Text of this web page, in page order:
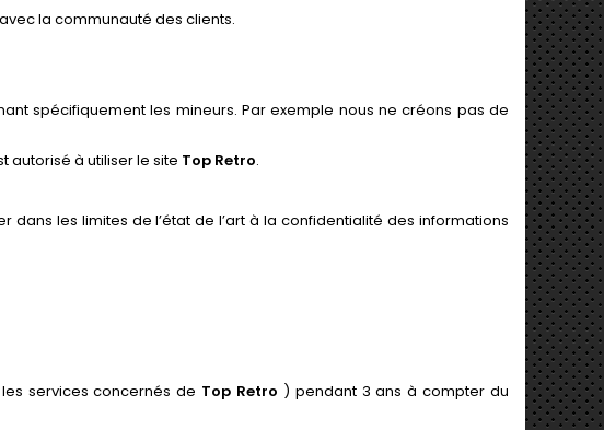
la communauté des clients.
spécifiquement les mineurs. Par exemple nous ne créons pas de
autorisé à utiliser le site Top Retro.
les limites de l’état de l’art à la confidentialité des informations
services concernés de Top Retro ) pendant 3 ans à compter du